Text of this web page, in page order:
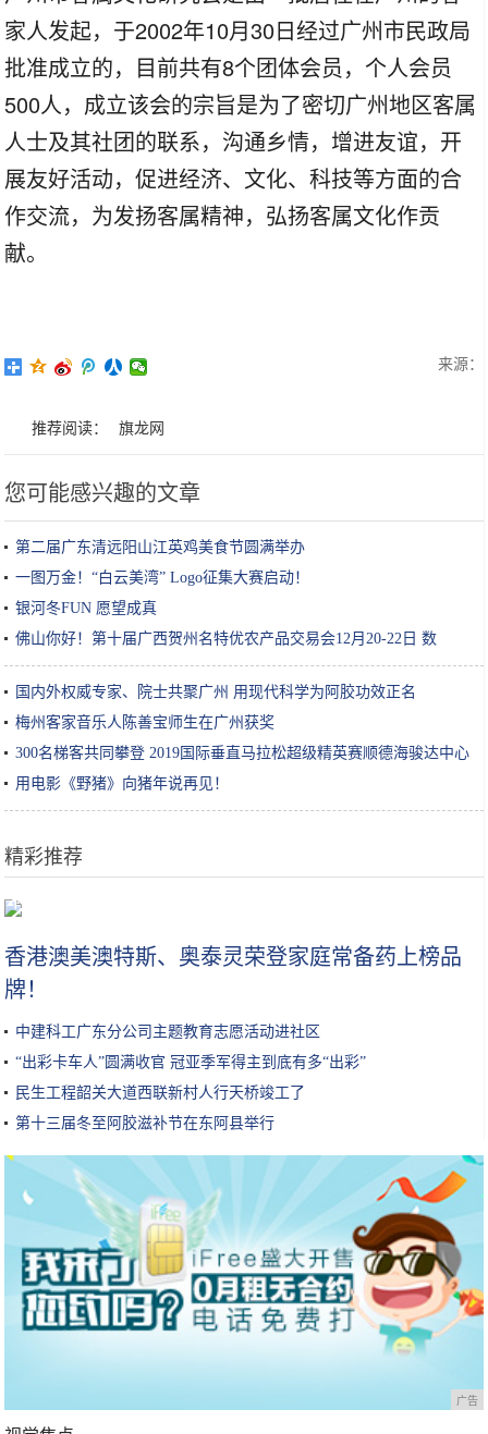
家人发起，于2002年10月30日经过广州市民政局
批准成立的，目前共有8个团体会员，个人会员
500人，成立该会的宗旨是为了密切广州地区客属
人士及其社团的联系，沟通乡情，增进友谊，开
展友好活动，促进经济、文化、科技等方面的合
作交流，为发扬客属精神，弘扬客属文化作贡
献。
来源：
推荐阅读： 旗龙网
您可能感兴趣的文章
第二届广东清远阳山江英鸡美食节圆满举办
一图万金！“白云美湾” Logo征集大赛启动！
银河冬FUN 愿望成真
​佛山你好！第十届广西贺州名特优农产品交易会12月20-22日 数
国内外权威专家、院士共聚广州 用现代科学为阿胶功效正名
梅州客家音乐人陈善宝师生在广州获奖
300名梯客共同攀登 2019国际垂直马拉松超级精英赛顺德海骏达中心
站欢乐开跑
用电影《野猪》向猪年说再见！
精彩推荐
不盲目跟风，化妆水一定要选适合自己肤质的才是王道！你选对了吗？
香港澳美澳特斯、奥泰灵荣登家庭常备药上榜品
牌！
中建科工广东分公司主题教育志愿活动进社区
“出彩卡车人”圆满收官 冠亚季军得主到底有多“出彩”
民生工程韶关大道西联新村人行天桥竣工了
第十三届冬至阿胶滋补节在东阿县举行
广告